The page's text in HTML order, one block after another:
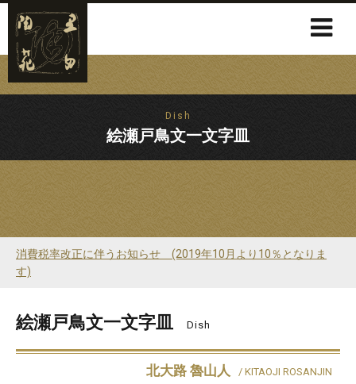
Dish
絵瀬戸鳥文一文字皿
消費税率改正に伴うお知らせ (2019年10月より10％となりま
す)
絵瀬戸鳥文一文字皿 Dish
北大路 魯山人 / KITAOJI ROSANJIN